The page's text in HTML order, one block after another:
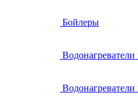
Бойлеры
Водонагреватели